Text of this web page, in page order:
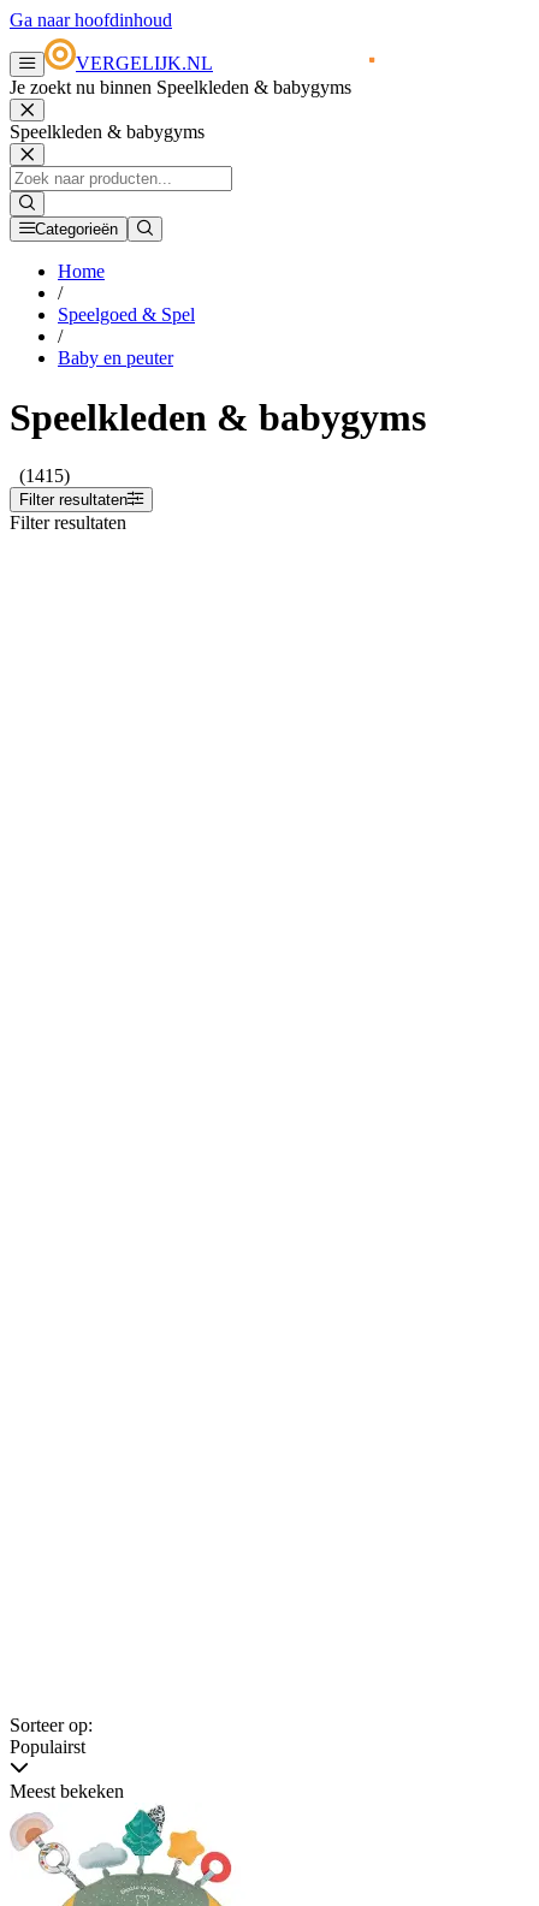
Ga naar hoofdinhoud
VERGELIJK.NL
Je zoekt nu binnen Speelkleden & babygyms
Speelkleden & babygyms
Categorieën
Home
/
Speelgoed & Spel
/
Baby en peuter
Speelkleden & babygyms
(1415)
Filter resultaten
Filter resultaten
Sorteer op:
Populairst
Meest bekeken